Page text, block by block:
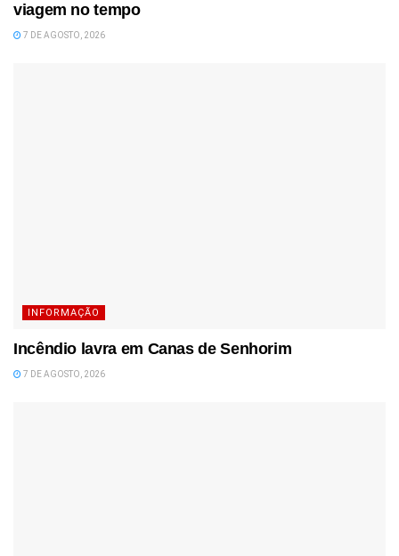
viagem no tempo
7 DE AGOSTO, 2026
INFORMAÇÃO
Incêndio lavra em Canas de Senhorim
7 DE AGOSTO, 2026